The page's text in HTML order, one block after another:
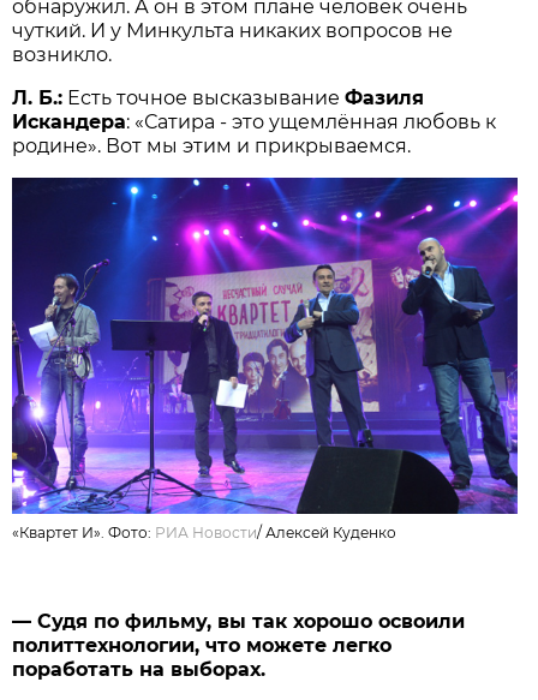
обнаружил. А он в этом плане человек очень
чуткий. И у Минкульта никаких вопросов не
возникло.
Л. Б.: Есть точное высказываниеФазиля
Искандера: «Сатира - это ущемлённая любовь к
родине». Вот мы этим и прикрываемся.
«Квартет И». Фото: РИА Новости/Алексей Куденко
— Судя по фильму, вы так хорошо освоили
политтехнологии, что можете легко
поработать на выборах.